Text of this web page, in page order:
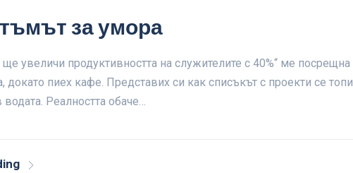
за умора
ще увеличи продуктивността на служителите с 40%“ ме посрещна
докато пиех кафе. Представих си как списъкът с проекти се топи
водата. Реалността обаче…